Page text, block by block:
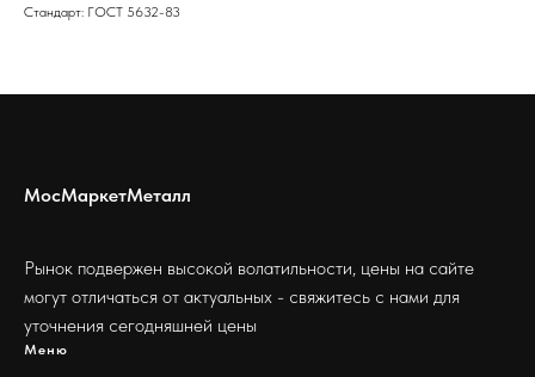
Стандарт: ГОСТ 5632-83
МосМаркетМеталл
Рынок подвержен высокой волатильности, цены на сайте
могут отличаться от актуальных - свяжитесь с нами для
уточнения сегодняшней цены
Меню